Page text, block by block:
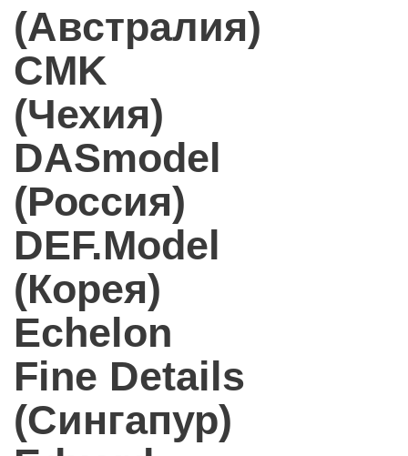
(Австралия)
CMK
(Чехия)
DASmodel
(Россия)
DEF.Model
(Корея)
Echelon
Fine Details
(Сингапур)